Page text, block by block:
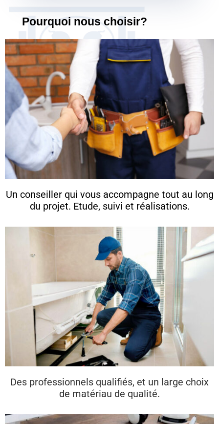
Pourquoi nous choisir?
Un conseiller qui vous accompagne tout au long
du projet. Etude, suivi et réalisations.
Des professionnels qualifiés, et un large choix
de matériau de qualité.